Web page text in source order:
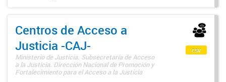
Centros de Acceso a
Justicia -CAJ-
Ministerio de Justicia. Subsecretaría de Acceso
a la Justicia. Dirección Nacional de Promoción y
Fortalecimiento para el Acceso a la Justicia
csv